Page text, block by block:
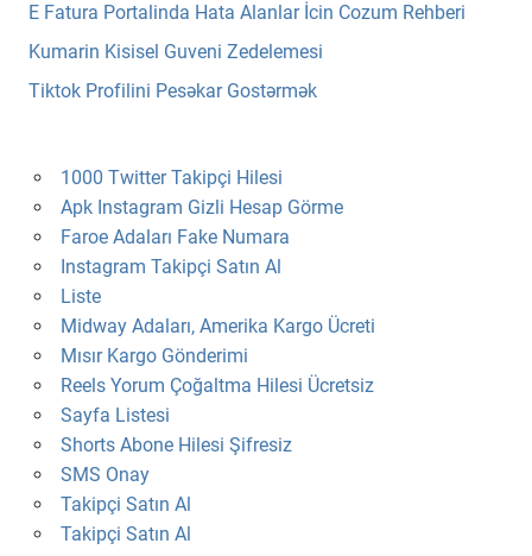
E Fatura Portalinda Hata Alanlar İcin Cozum Rehberi
Kumarin Kisisel Guveni Zedelemesi
Tiktok Profilini Pesəkar Gostərmək
1000 Twitter Takipçi Hilesi
Apk Instagram Gizli Hesap Görme
Faroe Adaları Fake Numara
Instagram Takipçi Satın Al
Liste
Midway Adaları, Amerika Kargo Ücreti
Mısır Kargo Gönderimi
Reels Yorum Çoğaltma Hilesi Ücretsiz
Sayfa Listesi
Shorts Abone Hilesi Şifresiz
SMS Onay
Takipçi Satın Al
Takipçi Satın Al